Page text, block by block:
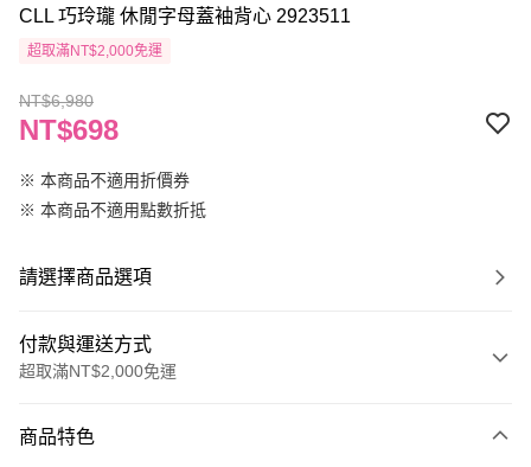
CLL 巧玲瓏 休閒字母蓋袖背心 2923511
超取滿NT$2,000免運
NT$6,980
NT$698
※ 本商品不適用折價券
※ 本商品不適用點數折抵
請選擇商品選項
付款與運送方式
超取滿NT$2,000免運
信用卡一次付款
商品特色